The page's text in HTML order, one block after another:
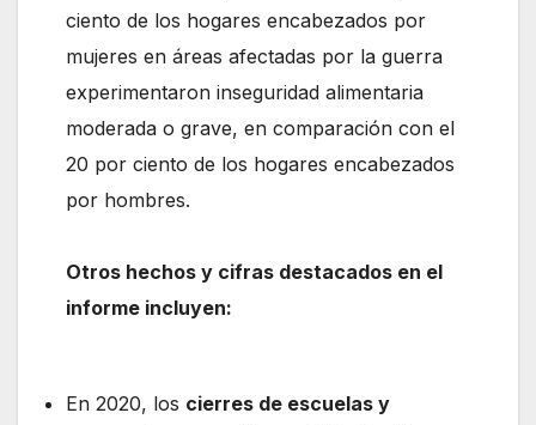
ciento de los hogares encabezados por
mujeres en áreas afectadas por la guerra
experimentaron inseguridad alimentaria
moderada o grave, en comparación con el
20 por ciento de los hogares encabezados
por hombres.
Otros hechos y cifras destacados en el
informe incluyen:
En 2020, los cierres de escuelas y